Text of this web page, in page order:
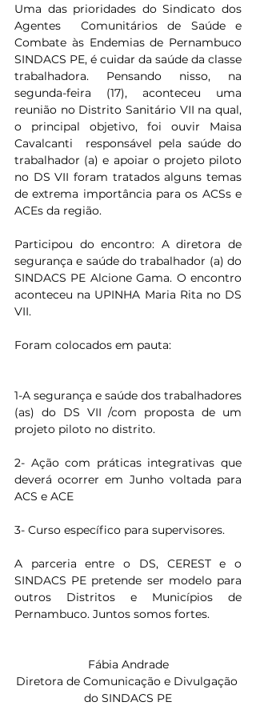
Uma das prioridades do Sindicato dos
Agentes  Comunitários de Saúde e
Combate às Endemias de Pernambuco
SINDACS PE, é cuidar da saúde da classe
trabalhadora. Pensando nisso, na
segunda-feira (17), aconteceu uma
reunião no Distrito Sanitário VII na qual,
o principal objetivo, foi ouvir Maisa
Cavalcanti  responsável pela saúde do
trabalhador (a) e apoiar o projeto piloto
no DS VII foram tratados alguns temas
de extrema importância para os ACSs e
ACEs da região.
Participou do encontro: A diretora de
segurança e saúde do trabalhador (a) do
SINDACS PE Alcione Gama. O encontro
aconteceu na UPINHA Maria Rita no DS
VII.
Foram colocados em pauta:
1-A segurança e saúde dos trabalhadores
(as) do DS VII /com proposta de um
projeto piloto no distrito.
2- Ação com práticas integrativas que
deverá ocorrer em Junho voltada para
ACS e ACE
3- Curso específico para supervisores.
A parceria entre o DS, CEREST e o
SINDACS PE pretende ser modelo para
outros Distritos e Municípios de
Pernambuco. Juntos somos fortes.
Fábia Andrade
Diretora de Comunicação e Divulgação
do SINDACS PE